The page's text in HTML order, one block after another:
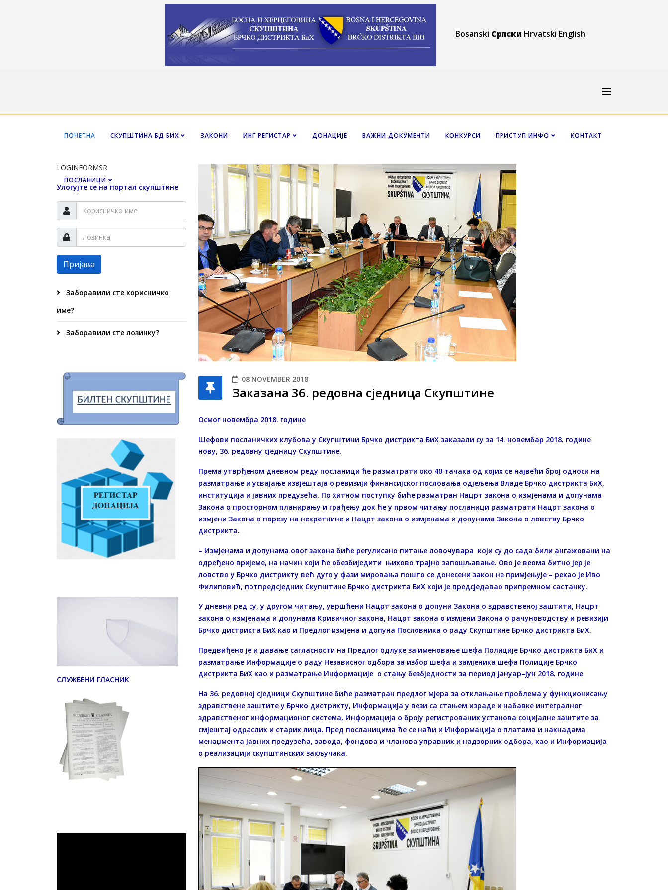
Bosanski Српски Hrvatski English
ПОЧЕТНА СКУПШТИНА БД БИХ ЗАКОНИ ИНГ РЕГИСТАР ДОНАЦИЈЕ ВАЖНИ ДОКУМЕНТИ КОНКУРСИ ПРИСТУП ИНФО КОНТАКТ
ПОСЛАНИЦИ
LOGINFORMSR
Улогујте се на портал скупштине
Пријава
Заборавили сте корисничко
име?
Заборавили сте лозинку?
СЛУЖБЕНИ ГЛАСНИК
08 NOVEMBER 2018
Заказана 36. редовна сједница Скупштине
Осмог новембра 2018. године
Шефови посланичких клубова у Скупштини Брчко дистрикта БиХ заказали су за 14. новембар 2018. године
нову, 36. редовну сједницу Скупштине.
Према утврђеном дневном реду посланици ће разматрати око 40 тачака од којих се највећи број односи на
разматрање и усвајање извјештаја о ревизији финансијског пословања одјељења Владе Брчко дистрикта БиХ,
институција и јавних предузећа. По хитном поступку биће разматран Нацрт закона о измјенама и допунама
Закона о просторном планирању и грађењу док ће у првом читању посланици разматрати Нацрт закона о
измјени Закона о порезу на некретнине и Нацрт закона о измјенама и допунама Закона о ловству Брчко
дистрикта.
– Измјенама и допунама овог закона биће регулисано питање ловочувара који су до сада били ангажовани на
одређено вријеме, на начин који ће обезбиједити њихово трајно запошљавање. Ово је веома битно јер је
ловство у Брчко дистрикту већ дуго у фази мировања пошто се донесени закон не примјењује – рекао је Иво
Филиповић, потпредсједник Скупштине Брчко дистрикта БиХ који је предсједавао припремнoм састанку.
У дневни ред су, у другом читању, увршћени Нацрт закона о допуни Закона о здравственој заштити, Нацрт
закона о измјенама и допунама Кривичног закона, Нацрт закона о измјени Закона о рачуноводству и ревизији
Брчко дистрикта БиХ као и Предлог измјена и допуна Пословника о раду Скупштине Брчко дистрикта БиХ.
Предвиђено је и давање сагласности на Предлог одлуке за именовање шефа Полиције Брчко дистрикта БиХ и
разматрање Информације о раду Независног одбора за избор шефа и замјеника шефа Полиције Брчко
дистрикта БиХ као и разматрање Информације о стању безбједности за период јануар–јун 2018. године.
На 36. редовној сједници Скупштине биће разматран предлог мјера за отклањање проблема у функционисању
здравствене заштите у Брчко дистрикту, Информација у вези са стањем израде и набавке интегралног
здравственог информационог система, Информација о броју регистрованих установа социјалне заштите за
смјештај одраслих и старих лица. Пред посланицима ће се наћи и Информација о платама и накнадама
менаџмента јавних предузећа, завода, фондова и чланова управних и надзорних одбора, као и Информација
о реализацији скупштинских закључака.